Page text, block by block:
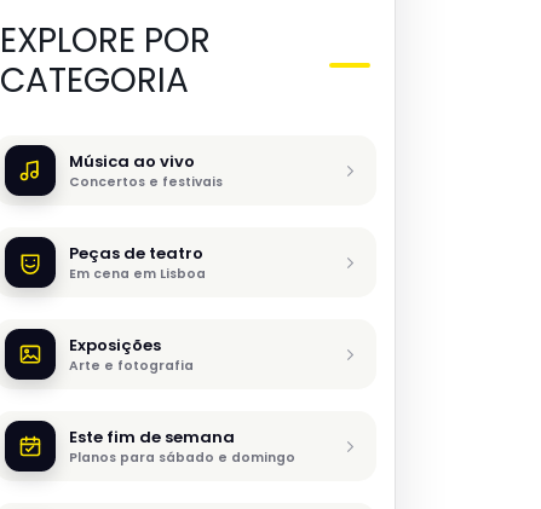
EXPLORE POR
CATEGORIA
Música ao vivo
Concertos e festivais
Peças de teatro
Em cena em Lisboa
Exposições
Arte e fotografia
Este fim de semana
Planos para sábado e domingo